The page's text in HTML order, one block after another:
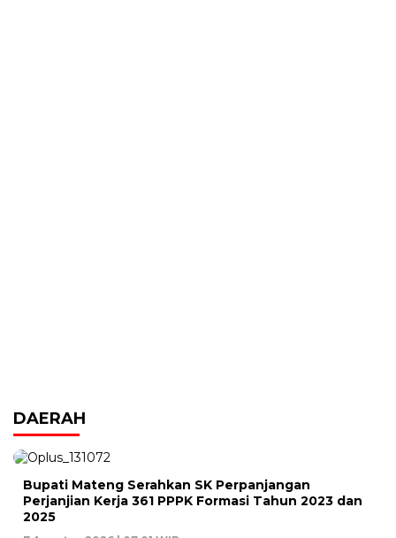
DAERAH
Bupati Mateng Serahkan SK Perpanjangan
Perjanjian Kerja 361 PPPK Formasi Tahun 2023 dan
2025